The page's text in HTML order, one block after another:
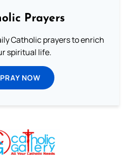
Prayers
Catholic prayers to enrich
spiritual life.
PRAY NOW